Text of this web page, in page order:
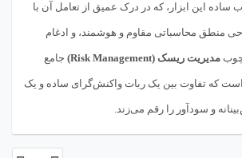
ساده این ابزار، که در درک عمیق از تعامل آن با
منطق محاسباتی مقاوم و هوشمند، و ادغام
مدیریت ریسک (Risk Management) جامع
که تفاوت بین یک ربات واکنش‌گرای ساده و یک
و سودآور را رقم می‌زند.